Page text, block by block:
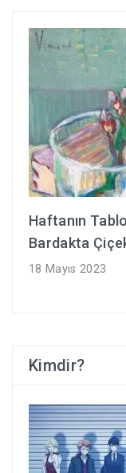
Haftanın
Bardakta
18 Mayıs 2023
Kimdir?